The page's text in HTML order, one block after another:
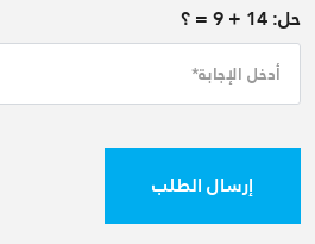
حل:14
+
9= ؟
إرسال الطلب